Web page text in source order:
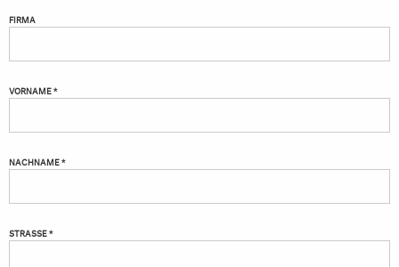
FIRMA
VORNAME *
NACHNAME *
STRASSE *